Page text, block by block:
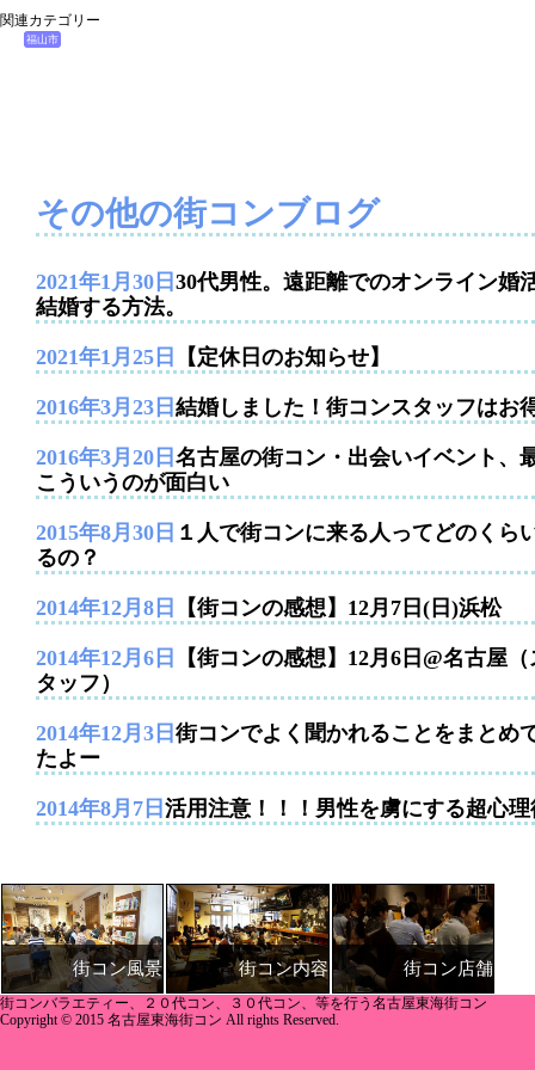
関連カテゴリー
福山市
その他の街コンブログ
2021年1月30日 30代男性。遠距離でのオンライン婚
結婚する方法。
2021年1月25日 【定休日のお知らせ】
2016年3月23日 結婚しました！街コンスタッフはお
2016年3月20日 名古屋の街コン・出会いイベント、
こういうのが面白い
2015年8月30日 １人で街コンに来る人ってどのくら
るの？
2014年12月8日 【街コンの感想】12月7日(日)浜松
2014年12月6日
【街コンの感想】12月6日@名古屋（
タッフ）
2014年12月3日 街コンでよく聞かれることをまとめ
たよー
2014年8月7日 活用注意！！！男性を虜にする超心理
街コン風景 街コン内容 街コン店舗
街コンバラエティー、２０代コン、３０代コン、等を行う名古屋東海街コン
Copyright © 2015 名古屋東海街コン All rights Reserved.